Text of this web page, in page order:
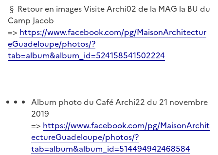
§ Retour en images Visite Archi02 de la MAG la BU du
Camp Jacob
=> https://www.facebook.com/pg/MaisonArchitectur
eGuadeloupe/photos/?
tab=album&album_id=524158541502224
Album photo du Café Archi22 du 21 novembre
2019
=> https://www.facebook.com/pg/MaisonArchit
ectureGuadeloupe/photos/?
tab=album&album_id=514494942468584